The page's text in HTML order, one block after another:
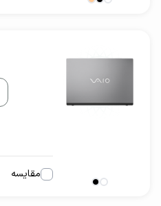
مقایسه